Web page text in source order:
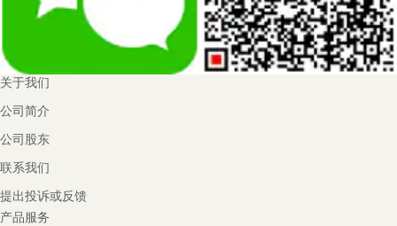
关于我们
公司简介
公司股东
联系我们
提出投诉或反馈
产品服务